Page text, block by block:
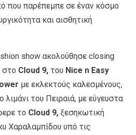
που παρέπεμπε σε έναν κόσμο
και αισθητική
show ακολούθησε closing
στο Cloud 9, του Nice n Easy
με εκλεκτούς καλεσμένους,
λιμάνι του Πειραιά, με εύγευστα
το Cloud 9, ξεσηκωτική
Χαραλαμπίδου υπό τις